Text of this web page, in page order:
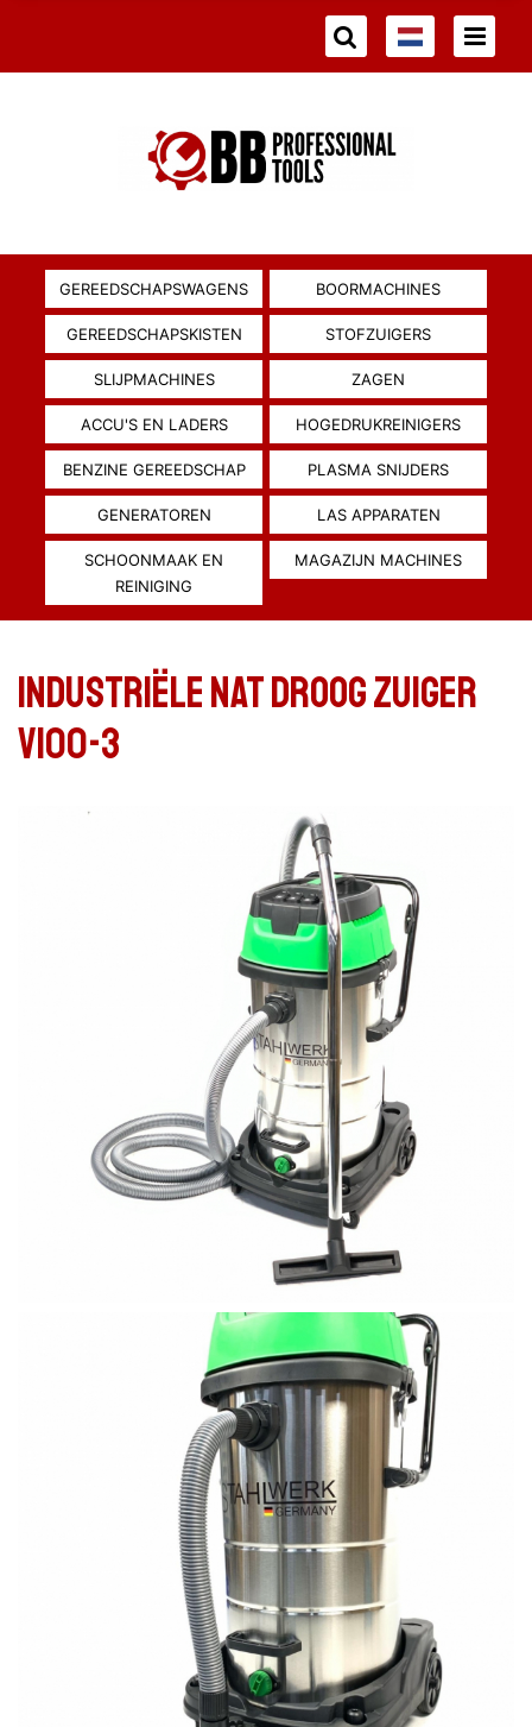
GEREEDSCHAPSWAGENS BOORMACHINES
GEREEDSCHAPSKISTEN STOFZUIGERS
SLIJPMACHINES ZAGEN
ACCU'S EN LADERS HOGEDRUKREINIGERS
BENZINE GEREEDSCHAP PLASMA SNIJDERS
GENERATOREN LAS APPARATEN
SCHOONMAAK EN
REINIGING
MAGAZIJN MACHINES
INDUSTRIËLE NAT DROOG ZUIGER
V100-3